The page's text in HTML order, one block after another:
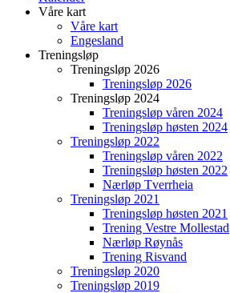
Våre kart
Våre kart
Engesland
Treningsløp
Treningsløp 2026
Treningsløp 2026
Treningsløp 2024
Treningsløp våren 2024
Treningsløp høsten 2024
Treningsløp 2022
Treningsløp våren 2022
Treningsløp høsten 2022
Nærløp Tverrheia
Treningsløp 2021
Treningsløp høsten 2021
Trening Vestre Mollestad
Nærløp Røynås
Trening Risvand
Treningsløp 2020
Treningsløp 2019